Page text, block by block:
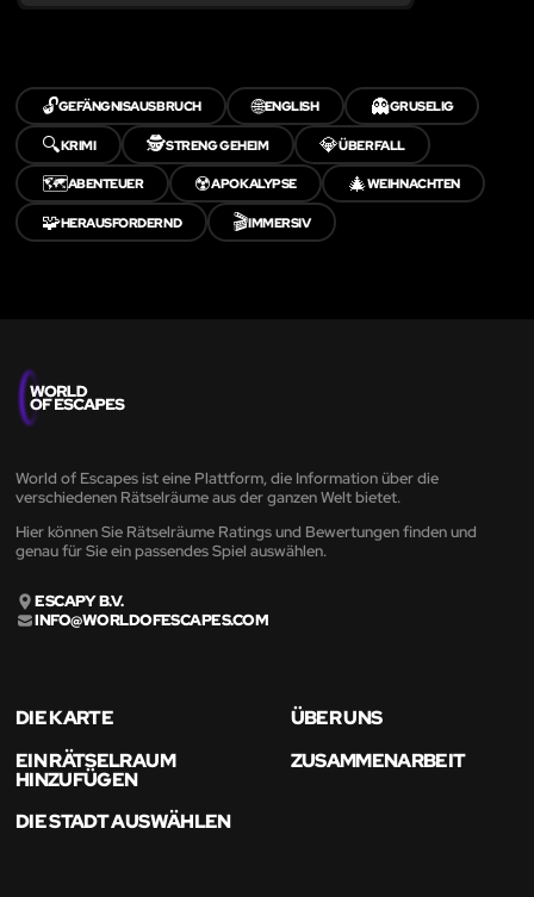
🔓GEFÄNGNISAUSBRUCH 🌐ENGLISH 👻GRUSELIG
🔍KRIMI 🕵️STRENG GEHEIM 💎ÜBERFALL
🗺️ABENTEUER ☢️APOKALYPSE 🎄WEIHNACHTEN
🧩HERAUSFORDERND 🎬IMMERSIV
World of Escapes ist eine Plattform, die Information über die
verschiedenen Rätselräume aus der ganzen Welt bietet.
Hier können Sie Rätselräume Ratings und Bewertungen finden und
genau für Sie ein passendes Spiel auswählen.
ESCAPY B.V.
INFO@WORLDOFESCAPES.COM
DIE KARTE
ÜBER UNS
EIN RÄTSELRAUM
HINZUFÜGEN
ZUSAMMENARBEIT
DIE STADT AUSWÄHLEN